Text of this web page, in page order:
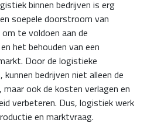
binnen bedrijven is erg
soepele doorstroom van
te voldoen aan de
het behouden van een
Door de logistieke
bedrijven niet alleen de
ook de kosten verlagen en
verbeteren. Dus, logistiek werk
en marktvraag.